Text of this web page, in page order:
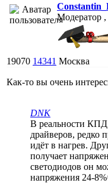
Модератор
19070 14341 Москва
Как-то вы очень
DNK
В реальности
драйверов, редко
идёт в нагрев.
получает
светодиодов он
напряжения 24-